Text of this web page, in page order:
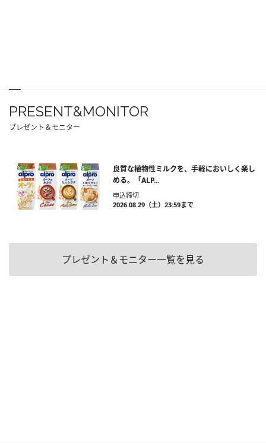
PRESENT&MONITOR
プレゼント＆モニター
良質な植物性ミルクを、手軽においしく楽し
める。「ALP...
申込締切
2026.08.29（土）23:59まで
プレゼント＆モニター一覧を見る